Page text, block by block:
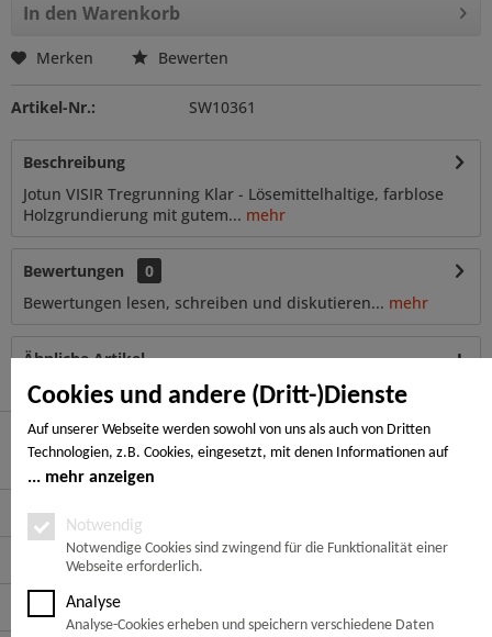
Cookies und andere (Dritt-)Dienste
Auf unserer Webseite werden sowohl von uns als auch von Dritten
Technologien, z.B. Cookies, eingesetzt, mit denen Informationen auf
Ihrem Endgerät gespeichert und/oder von Ihrem Endgerät abgerufen
Notwendige Cookies, Analyse-, Marketing- und Statistik-Cookies. Bei den
notwendigen Cookies handelt es sich um solche, die technisch notwendig
sind, um den von Ihnen gewünschten Dienst bereitzustellen, die übrigen
Cookies werden nur auf Grund einer von Ihnen erteilten Einwilligung
gesetzt. Die Einwilligung ist freiwillig. Personen, die das 16. Lebensjahr
mehr anzeigen
Notwendig
Notwendige Cookies sind zwingend für die Funktionalität einer
Webseite erforderlich.
Analyse
Analyse-Cookies erheben und speichern verschiedene Daten
In den Warenkorb
Merken Bewerten
Artikel-Nr.: SW10361
Beschreibung
Jotun VISIR Tregrunning Klar - Lösemittelhaltige, farblose
Holzgrundierung mit gutem... mehr
Bewertungen
0
Bewertungen lesen, schreiben und diskutieren... mehr
Ähnliche Artikel
Hier finden Sie uns
Service Hotline
Service
Informationen